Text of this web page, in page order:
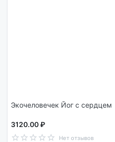
Экочеловечек Йог с сердцем
3120.00 ₽
Нет отзывов